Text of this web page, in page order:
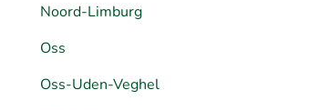
Noord-Limburg
Oss
Oss-Uden-Veghel